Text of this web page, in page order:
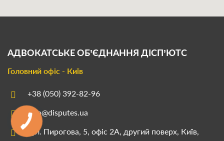
АДВОКАТСЬКЕ ОБ’ЄДНАННЯ ДІСП’ЮТС
Головний офіс - Київ
+38 (050) 392-82-96
info@disputes.ua
вул. Пирогова, 5, офіс 2А, другий поверх, Київ,